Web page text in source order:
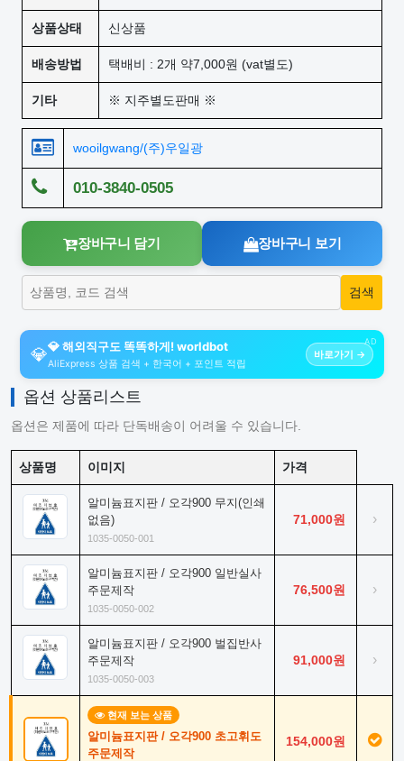
상품상태 신상품
배송방법 택배비 : 2개 약7,000원 (vat별도)
기타 ※ 지주별도판매 ※
wooilgwang/(주)우일광
010-3840-0505
장바구니 담기 장바구니 보기
AD
💎💎 해외직구도 똑똑하게! worldbot
AliExpress 상품 검색 + 한국어 + 포인트 적립
바로가기 →
옵션 상품리스트
옵션은 제품에 따라 단독배송이 어려울 수 있습니다.
상품명 이미지 가격
알미늄표지판 / 오각900 무지(인쇄
없음)
1035-0050-001
71,000원 ›
알미늄표지판 / 오각900 일반실사
주문제작
1035-0050-002
76,500원 ›
알미늄표지판 / 오각900 벌집반사
주문제작
1035-0050-003
91,000원 ›
현재 보는 상품
알미늄표지판 / 오각900 초고휘도
주문제작
154,000원